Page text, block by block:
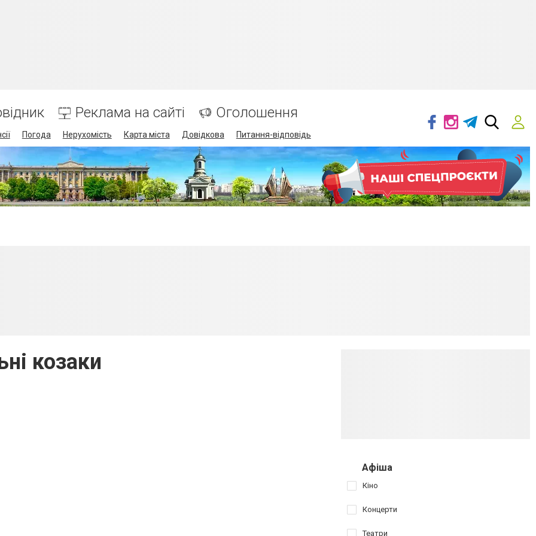
Реклама на сайті Оголошення
Погода Нерухомість Карта міста Довідкова Питання-відповідь
козаки
Афіша
Кіно
Концерти
Театри